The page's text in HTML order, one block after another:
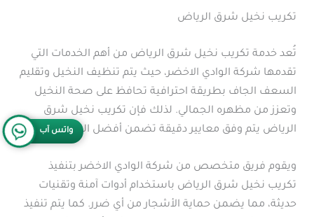
تكريب نخيل شرق الرياض
تُعد خدمة تكريب نخيل شرق الرياض من أهم الخدمات التي
تقدمها شركة الوادي الاخضر، حيث يتم تنظيف النخيل وتقليم
السعف الجاف بطريقة احترافية تحافظ على صحة النخيل
وتعزز من مظهره الجمالي. لذلك فإن تكريب نخيل شرق
الرياض يتم وفق معايير دقيقة تضمن أفضل النتائج.
ويقوم فريق متخصص من شركة الوادي الاخضر بتنفيذ
تكريب نخيل شرق الرياض باستخدام أدوات آمنة وتقنيات
حديثة، مما يضمن حماية الأشجار من أي ضرر. كما يتم تنفيذ
واتس آب